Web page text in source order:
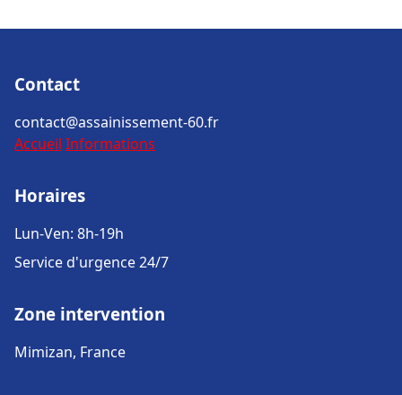
Contact
contact@assainissement-60.fr
Accueil Informations
Horaires
Lun-Ven: 8h-19h
Service d'urgence 24/7
Zone intervention
Mimizan, France